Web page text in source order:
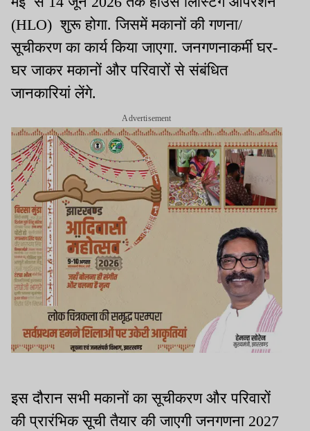
(HLO) शुरू होगा. जिसमें मकानों की गणना/
सूचीकरण का कार्य किया जाएगा. जनगणनाकर्मी घर-
घर जाकर मकानों और परिवारों से संबंधित
जानकारियां लेंगे.
Advertisement
इस दौरान सभी मकानों का सूचीकरण और परिवारों
की प्रारंभिक सूची तैयार की जाएगी जनगणना 2027